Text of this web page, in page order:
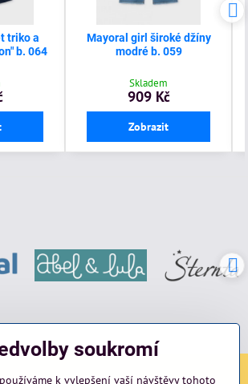
triko a
b. 064
Mayoral girl široké džíny
modré b. 059
Skladem
909 Kč
Zobrazit
soukromí
k vylepšení vaší návštěvy tohoto